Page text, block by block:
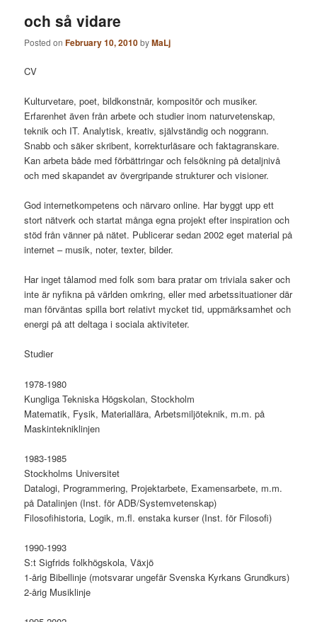
och så vidare
Posted onFebruary 10, 2010byMaLj
CV
Kulturvetare, poet, bildkonstnär, kompositör och musiker.
Erfarenhet även från arbete och studier inom naturvetenskap,
teknik och IT. Analytisk, kreativ, självständig och noggrann.
Snabb och säker skribent, korrekturläsare och faktagranskare.
Kan arbeta både med förbättringar och felsökning på detaljnivå
och med skapandet av övergripande strukturer och visioner.
God internetkompetens och närvaro online. Har byggt upp ett
stort nätverk och startat många egna projekt efter inspiration och
stöd från vänner på nätet. Publicerar sedan 2002 eget material på
internet – musik, noter, texter, bilder.
Har inget tålamod med folk som bara pratar om triviala saker och
inte är nyfikna på världen omkring, eller med arbetssituationer där
man förväntas spilla bort relativt mycket tid, uppmärksamhet och
energi på att deltaga i sociala aktiviteter.
Studier
1978-1980
Kungliga Tekniska Högskolan, Stockholm
Matematik, Fysik, Materiallära, Arbetsmiljöteknik, m.m. på
Maskintekniklinjen
1983-1985
Stockholms Universitet
Datalogi, Programmering, Projektarbete, Examensarbete, m.m.
på Datalinjen (Inst. för ADB/Systemvetenskap)
Filosofihistoria, Logik, m.fl. enstaka kurser (Inst. för Filosofi)
1990-1993
S:t Sigfrids folkhögskola, Växjö
1-årig Bibellinje (motsvarar ungefär Svenska Kyrkans Grundkurs)
2-årig Musiklinje